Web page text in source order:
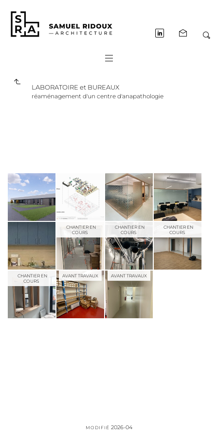
LABORATOIRE et BUREAUX
réaménagement d'un centre d'anapathologie
CHANTIER EN
COURS
CHANTIER EN
COURS
CHANTIER EN
COURS
CHANTIER EN
COURS
AVANT TRAVAUX AVANT TRAVAUX
MODIFIÉ 2026-04